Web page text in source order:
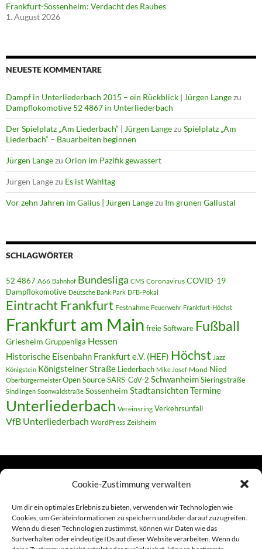
Cookie-Zustimmung verwalten
Um dir ein optimales Erlebnis zu bieten, verwenden wir Technologien wie
Cookies, um Geräteinformationen zu speichern und/oder darauf zuzugreifen.
Wenn du diesen Technologien zustimmst, können wir Daten wie das
Surfverhalten oder eindeutige IDs auf dieser Website verarbeiten. Wenn du
Frankfurt-Sossenheim: Verdacht des Raubes
1. August 2026
NEUESTE KOMMENTARE
Dampf in Unterliederbach 2015 – ein Rückblick | Jürgen Langezu
Dampflokomotive 52 4867 in Unterliederbach
Der Spielplatz „Am Liederbach“ | Jürgen Langezu Spielplatz „Am
Liederbach“ – Bauarbeiten beginnen
Jürgen Langezu Orion im Pazifik gewassert
Jürgen Langezu Es ist Wahltag
Vor zehn Jahren im Gallus | Jürgen Langezu Im grünen Gallustal
SCHLAGWÖRTER
52 4867 A66 Bahnhof Bundesliga CMS Coronavirus COVID-19
Dampflokomotive Deutsche Bank Park DFB-Pokal
Eintracht Frankfurt Festnahme Feuerwehr Frankfurt-Höchst
Frankfurt am Main freie Software Fußball
Griesheim Gruppenliga Hessen
Historische Eisenbahn Frankfurt e.V. (HEF) Höchst Jazz
Königstein Königsteiner Straße Liederbach Mike Josef Mond Nied
Oberbürgermeister Open SourceSARS-CoV-2 SchwanheimSieringstraße
Sindlingen Soonwaldstraße Sossenheim StadtansichtenTermine
Unterliederbach Vereinsring Verkehrsunfall
VfB Unterliederbach WordPress Zeilsheim
Links